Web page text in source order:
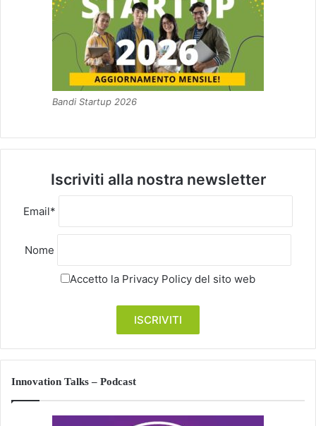
Bandi Startup 2026
Iscriviti alla nostra newsletter
Email*
Nome
Accetto la Privacy Policy del sito web
Innovation Talks – Podcast